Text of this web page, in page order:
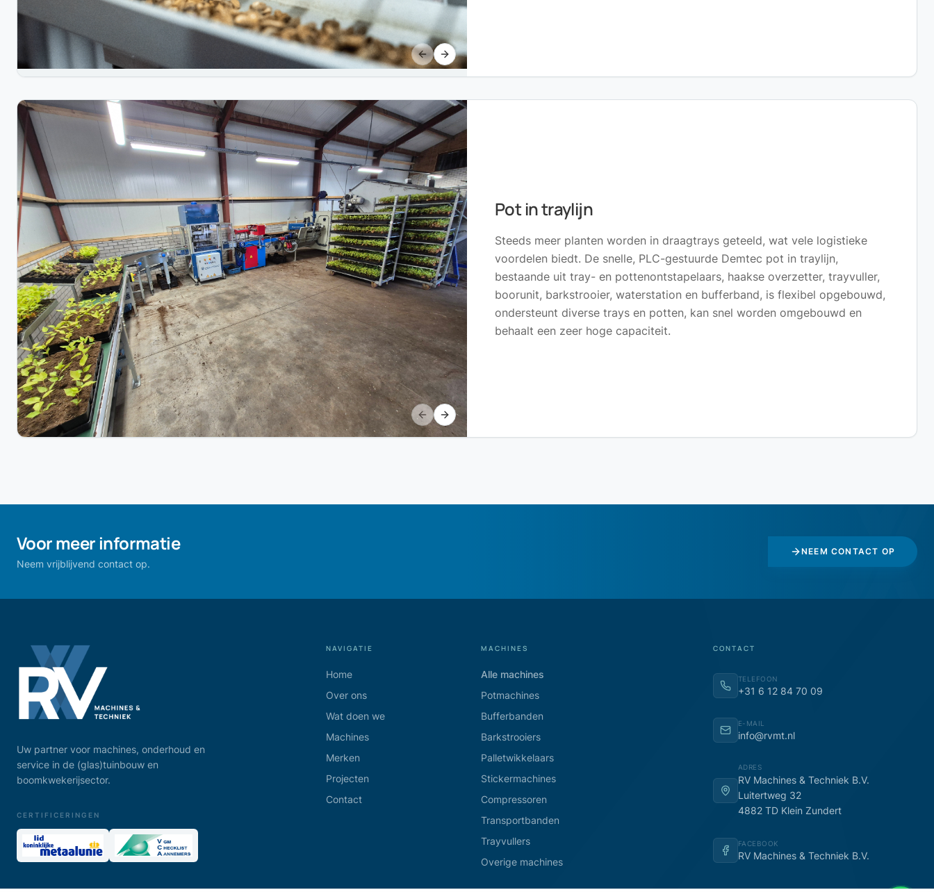
Previous slide
Next slide
Previous slide
Next slide
Pot in traylijn
Steeds meer planten worden in draagtrays geteeld, wat vele logistieke
voordelen biedt. De snelle, PLC-gestuurde Demtec pot in traylijn,
bestaande uit tray- en pottenontstapelaars, haakse overzetter, trayvuller,
boorunit, barkstrooier, waterstation en bufferband, is flexibel opgebouwd,
ondersteunt diverse trays en potten, kan snel worden omgebouwd en
behaalt een zeer hoge capaciteit.
Voor meer informatie
Neem vrijblijvend contact op.
NEEM CONTACT OP
Uw partner voor machines, onderhoud en
service in de (glas)tuinbouw en
boomkwekerijsector.
CERTIFICERINGEN
NAVIGATIE
Home
Over ons
Wat doen we
Machines
Merken
Projecten
Contact
MACHINES
Alle machines
Potmachines
Bufferbanden
Barkstrooiers
Palletwikkelaars
Stickermachines
Compressoren
Transportbanden
Trayvullers
Overige machines
CONTACT
TELEFOON
+31 6 12 84 70 09
E-MAIL
info@rvmt.nl
ADRES
RV Machines & Techniek B.V.
Luitertweg 32
4882 TD Klein Zundert
FACEBOOK
RV Machines & Techniek B.V.